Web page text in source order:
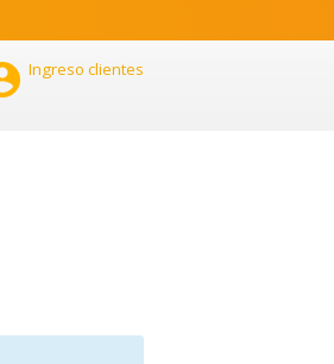
Ingreso clientes